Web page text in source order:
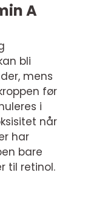
A
bli
mens
før
i
når
har
bare
til retinol.